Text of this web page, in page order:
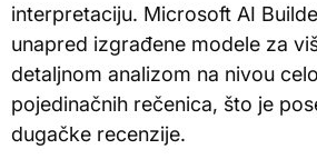
interpretaciju. Microsoft AI
unapred izgrađene modele za
detaljnom analizom na nivou
pojedinačnih rečenica, što je
dugačke recenzije.